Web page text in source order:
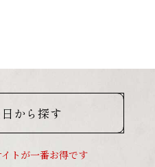
から探す
トが一番お得です